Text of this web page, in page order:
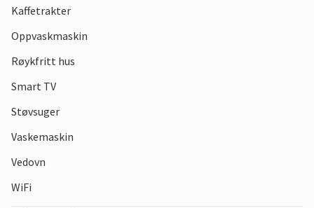
Kaffetrakter
Oppvaskmaskin
Røykfritt hus
Smart TV
Støvsuger
Vaskemaskin
Vedovn
WiFi